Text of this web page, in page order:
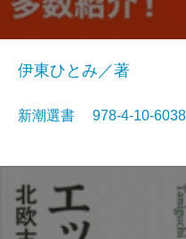
伊東ひとみ／著
新潮選書 978-4-10-